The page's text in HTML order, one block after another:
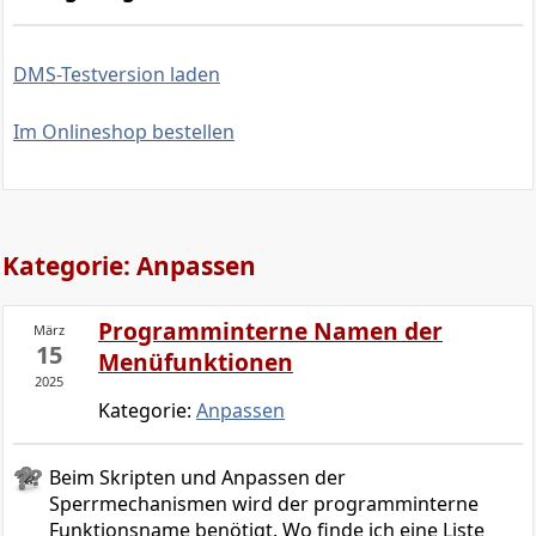
DMS-Testversion laden
Im Onlineshop bestellen
Kategorie: Anpassen
März
15
2025
Programminterne Namen der
Menüfunktionen
Kategorie: Anpassen
Beim Skripten und Anpassen der
Sperrmechanismen wird der programminterne
Funktionsname benötigt. Wo finde ich eine Liste